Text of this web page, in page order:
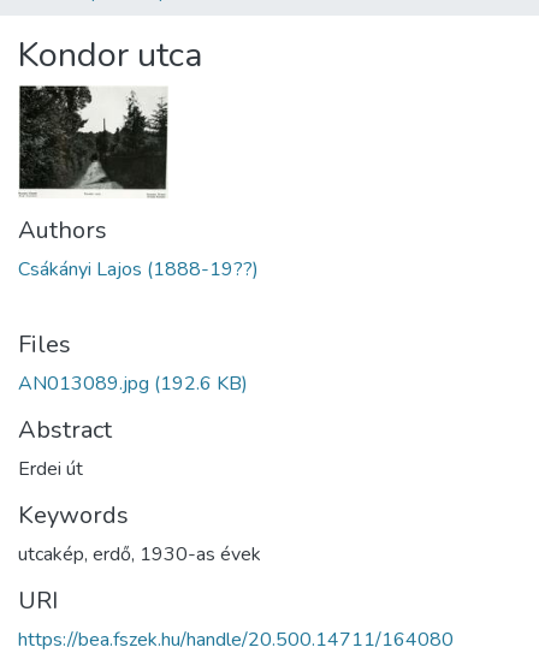
Statistics
About us
Kondor utca
Authors
Csákányi Lajos (1888-19??)
Files
AN013089.jpg (192.6 KB)
Abstract
Erdei út
Keywords
utcakép, erdő, 1930-as évek
URI
https://bea.fszek.hu/handle/20.500.14711/164080